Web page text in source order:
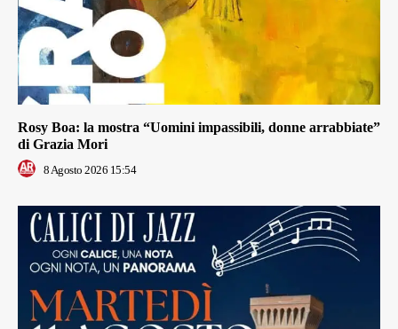
Rosy Boa: la mostra “Uomini impassibili, donne arrabbiate”
di Grazia Mori
8 Agosto 2026 15:54